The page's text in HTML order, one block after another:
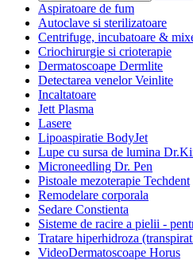
Aspiratoare de fum
Autoclave si sterilizatoare
Centrifuge, incubatoare &
Criochirurgie si crioterapie
Dermatoscoape Dermlite
Detectarea venelor Veinlite
Incaltatoare
Jett Plasma
Lasere
Lipoaspiratie BodyJet
Lupe cu sursa de lumina
Microneedling Dr. Pen
Pistoale mezoterapie Techdent
Remodelare corporala
Sedare Constienta
Sisteme de racire a pielii -
Tratare hiperhidroza
VideoDermatoscoape Horus